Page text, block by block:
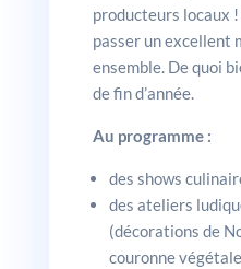
producteurs locaux !
passer un excellent
ensemble. De quoi
de fin d’année.
Au programme :
des shows
des ateliers
(décorations de
couronne